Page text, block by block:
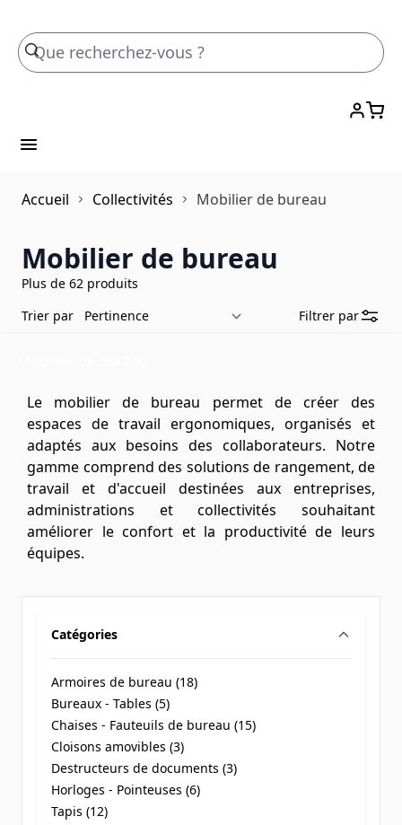
Accueil Collectivités Mobilier de bureau
Mobilier de bureau
Plus de 62 produits
Trier par
Filtrer par
Le mobilier de bureau permet de créer des
espaces de travail ergonomiques, organisés et
adaptés aux besoins des collaborateurs. Notre
gamme comprend des solutions de rangement, de
travail et d'accueil destinées aux entreprises,
administrations et collectivités souhaitant
améliorer le confort et la productivité de leurs
équipes.
Catégories
Armoires de bureau (18
products available
)
Bureaux - Tables (5
products available )
Chaises - Fauteuils de bureau (15
products available
)
Cloisons amovibles (3
products available
)
Destructeurs de documents (3
products available
)
Horloges - Pointeuses (6
products available
)
Tapis (12
products available
)